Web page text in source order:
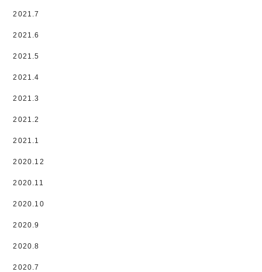
2021.7
2021.6
2021.5
2021.4
2021.3
2021.2
2021.1
2020.12
2020.11
2020.10
2020.9
2020.8
2020.7